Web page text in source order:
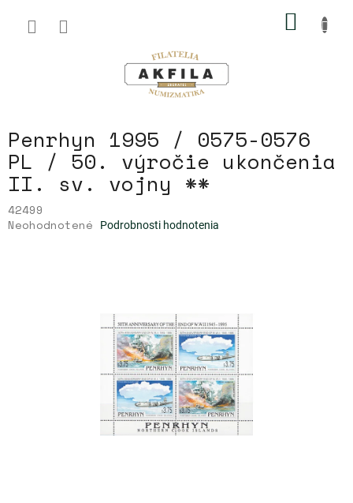
obsah
Penrhyn 1995 / 0575-0576
PL / 50. výročie ukončenia
II. sv. vojny **
42499
Priemerné
Neohodnotené Podrobnosti hodnotenia